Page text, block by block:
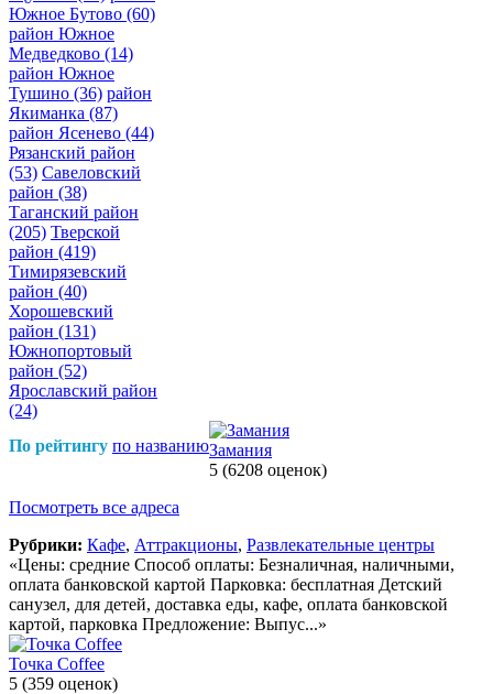
Южное Бутово (60)
район Южное
Медведково (14)
район Южное
Тушино (36) район
Якиманка (87)
район Ясенево (44)
Рязанский район
(53) Савеловский
район (38)
Таганский район
(205) Тверской
район (419)
Тимирязевский
район (40)
Хорошевский
район (131)
Южнопортовый
район (52)
Ярославский район
(24)
По рейтингу по названиюЗамания
5 (6208 оценок)
Посмотреть все адреса
Рубрики: Кафе, Аттракционы, Развлекательные центры
«Цены: средние Способ оплаты: Безналичная, наличными,
оплата банковской картой Парковка: бесплатная Детский
санузел, для детей, доставка еды, кафе, оплата банковской
картой, парковка Предложение: Выпус...»
Точка Coffee
5 (359 оценок)